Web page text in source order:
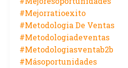
#mejorratioexito
#metodologia De Ventas
#metodologiadeventas
#metodologiasventab2b
#másoportunidades